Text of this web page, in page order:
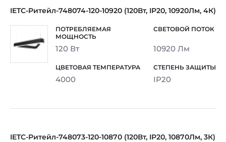
IETC-Ритейл-748074-120-10920 (120Вт, IP20, 10920Лм, 4К)
120 Вт 10920 Лм
4000 IP20
IETC-Ритейл-748073-120-10870 (120Вт, IP20, 10870Лм, 3К)